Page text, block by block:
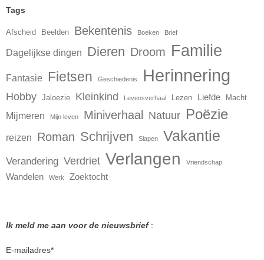
Tags
Afscheid Beelden Bekentenis Boeken Brief
Dagelijkse dingen Dieren Droom Familie
Fantasie Fietsen Geschiedenis Herinnering
Hobby Jaloezie Kleinkind Levensverhaal Lezen Liefde Macht
Mijmeren Mijn leven Miniverhaal Natuur Poëzie
reizen Roman Schrijven Slapen Vakantie
Verandering Verdriet Verlangen Vriendschap
Wandelen Werk Zoektocht
Ik meld me aan voor de nieuwsbrief:
E-mailadres*